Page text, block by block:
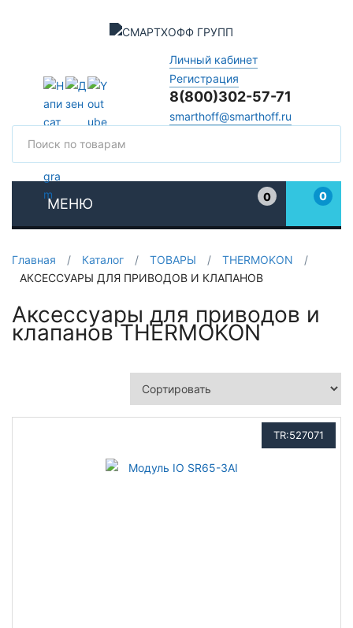
Личный кабинет
Регистрация
8(800)302-57-71
smarthoff@smarthoff.ru
МЕНЮ
0
0
Главная / Каталог / ТОВАРЫ / THERMOKON
/
АКСЕССУАРЫ ДЛЯ ПРИВОДОВ И КЛАПАНОВ
Аксессуары для приводов и
клапанов THERMOKON
TR:527071